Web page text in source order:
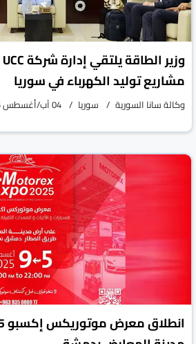
مشاريع توليد الكهرباء في سوريا
وكالة سانا السورية سوريا 04 آب/أغسطس 2025